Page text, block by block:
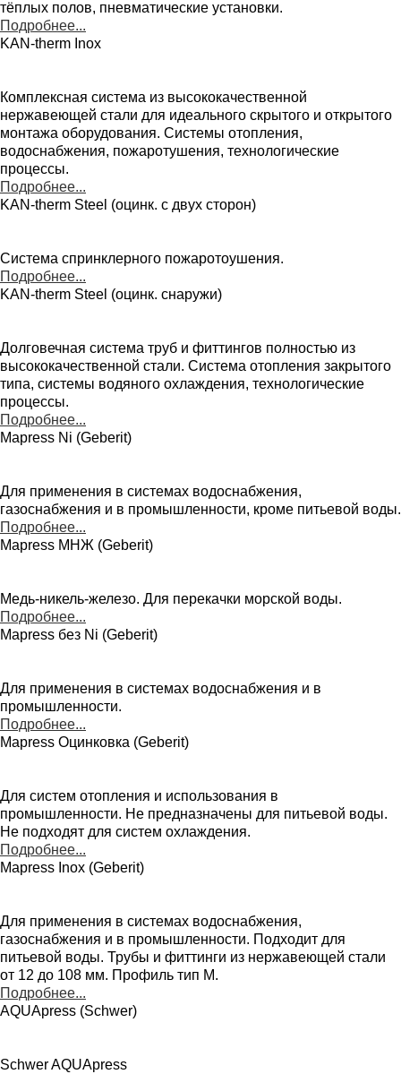
тёплых полов, пневматические установки.
Подробнее...
KAN-therm Inox
Комплексная система из высококачественной
нержавеющей стали для идеального скрытого и открытого
монтажа оборудования. Системы отопления,
водоснабжения, пожаротушения, технологические
процессы.
Подробнее...
KAN-therm Steel (оцинк. с двух сторон)
Система спринклерного пожаротоушения.
Подробнее...
KAN-therm Steel (оцинк. снаружи)
Долговечная система труб и фиттингов полностью из
высококачественной стали. Система отопления закрытого
типа, системы водяного охлаждения, технологические
процессы.
Подробнее...
Mapress Ni (Geberit)
Для применения в системах водоснабжения,
газоснабжения и в промышленности, кроме питьевой воды.
Подробнее...
Mapress МНЖ (Geberit)
Медь-никель-железо. Для перекачки морской воды.
Подробнее...
Mapress без Ni (Geberit)
Для применения в системах водоснабжения и в
промышленности.
Подробнее...
Mapress Оцинковка (Geberit)
Для систем отопления и использования в
промышленности. Не предназначены для питьевой воды.
Не подходят для систем охлаждения.
Подробнее...
Mapress Inox (Geberit)
Для применения в системах водоснабжения,
газоснабжения и в промышленности. Подходит для
питьевой воды. Трубы и фиттинги из нержавеющей стали
от 12 до 108 мм. Профиль тип M.
Подробнее...
AQUApress (Schwer)
Schwer AQUApress